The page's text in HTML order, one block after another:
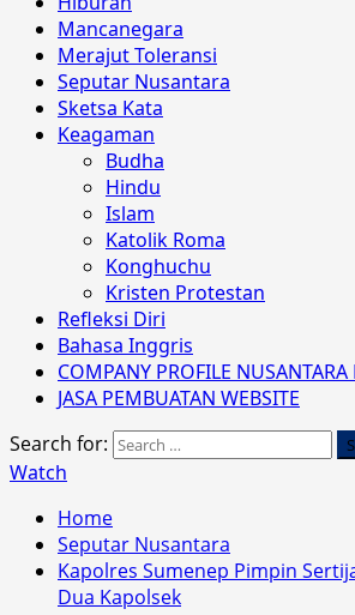
Mancanegara
Merajut Toleransi
Seputar Nusantara
Sketsa Kata
Keagaman
Budha
Hindu
Islam
Katolik Roma
Konghuchu
Kristen Protestan
Refleksi Diri
Bahasa Inggris
COMPANY PROFILE
JASA PEMBUATAN WEBSITE
Search for:
Watch
Home
Seputar Nusantara
Kapolres Sumenep Pimpin
Dua Kapolsek